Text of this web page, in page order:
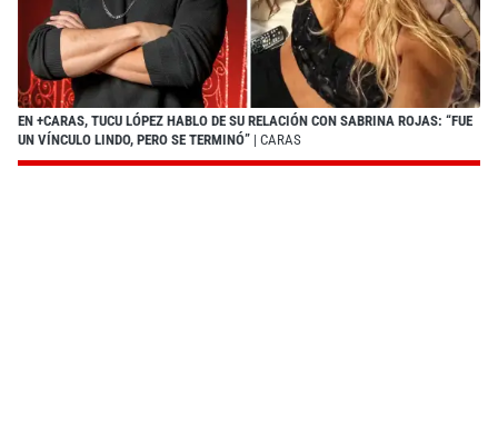
EN +CARAS, TUCU LÓPEZ HABLO DE SU RELACIÓN CON SABRINA ROJAS: “FUE
UN VÍNCULO LINDO, PERO SE TERMINÓ” | CARAS